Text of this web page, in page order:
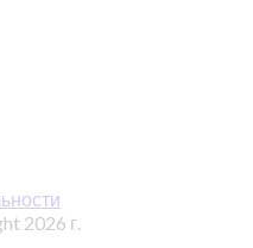
2026 г.